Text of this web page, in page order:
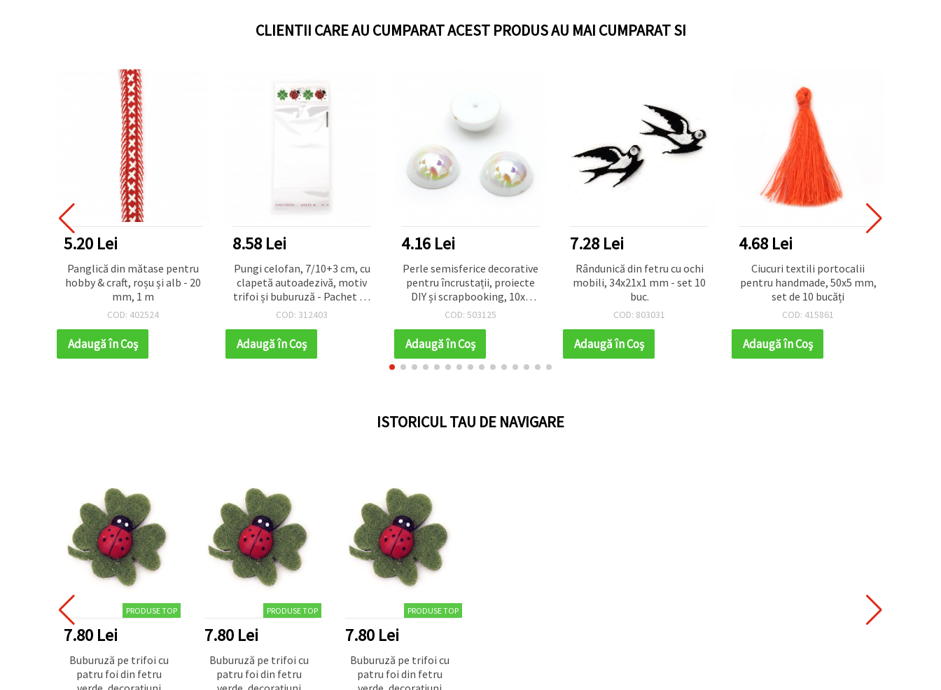
CLIENTII CARE AU CUMPARAT ACEST PRODUS AU MAI CUMPARAT SI
5.20 Lei
Panglică din mătase pentru
hobby & craft, roșu și alb - 20
mm, 1 m
COD: 402524
Adaugă în Coş
8.58 Lei
Pungi celofan, 7/10+3 cm, cu
clapetă autoadezivă, motiv
trifoi și buburuză - Pachet de
100 bucăți
COD: 312403
Adaugă în Coş
4.16 Lei
Perle semisferice decorative
pentru încrustații, proiecte
DIY și scrapbooking, 10x5
mm, orificiu 1 mm, Alb
COD: 503125
Adaugă în Coş
7.28 Lei
Rândunică din fetru cu ochi
mobili, 34x21x1 mm - set 10
buc.
COD: 803031
Adaugă în Coş
4.68 Lei
Ciucuri textili portocalii
pentru handmade, 50x5 mm,
set de 10 bucăți
COD: 415861
Adaugă în Coş
ISTORICUL TAU DE NAVIGARE
PRODUSE TOP
7.80 Lei
Buburuză pe trifoi cu
patru foi din fetru
PRODUSE TOP
7.80 Lei
Buburuză pe trifoi cu
patru foi din fetru
PRODUSE TOP
7.80 Lei
Buburuză pe trifoi cu
patru foi din fetru